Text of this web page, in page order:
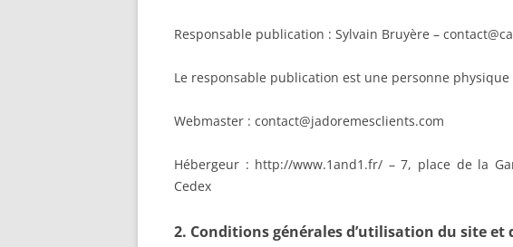
Responsable publication : Sylvain Bruyère –
Le responsable publication est une personne
Webmaster : contact@jadoremesclients.com
Hébergeur : http://www.1and1.fr/ – 7, place de la
Cedex
2. Conditions générales d’utilisation du site et